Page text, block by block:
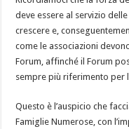
deve essere al servizio
crescere e,
come le associazioni
Forum, affinché il Forum
sempre più riferimento per
Questo è l’auspicio che
Famiglie Numerose, con